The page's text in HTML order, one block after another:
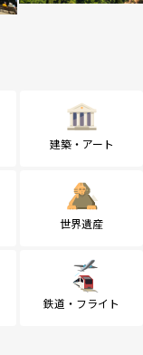
建築・アート
世界遺産
鉄道・フライト